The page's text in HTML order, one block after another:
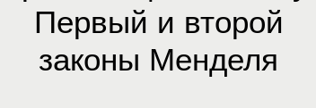
Первый и второй
законы Менделя